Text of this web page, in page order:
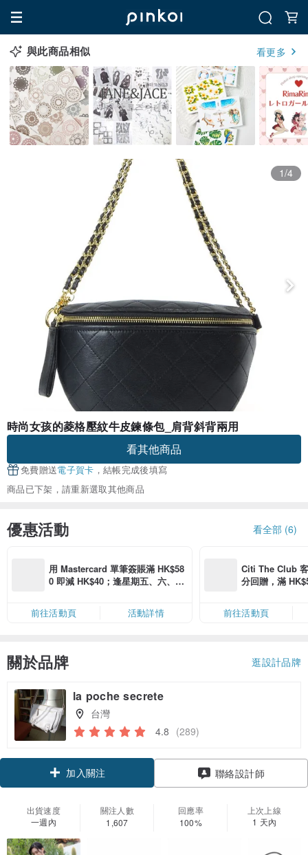
與此商品相似 看更多
1/4
時尚女孩的菱格壓紋牛皮鍊條包_肩背斜背兩用
看其他商品
免費贈送電子賀卡 ，結帳完成後填寫
商品已下架，請重新選取其他商品
優惠活動 看全部 (6)
用 Mastercard 單筆簽賬滿 HK$58
0 即減 HK$40；逢星期五、六、日
限，額滿即止，僅限「常用信用
卡」結帳）
前往活動頁 活動詳情
Citi The Club
分回贈，滿
前往活動頁
關於品牌 逛設計品牌
la poche secrete
台灣
4.8 (289)
加入關注 聯絡設計師
出貨速度
一週內
關注人數
1,607
回應率
100%
上次上線
1 天內